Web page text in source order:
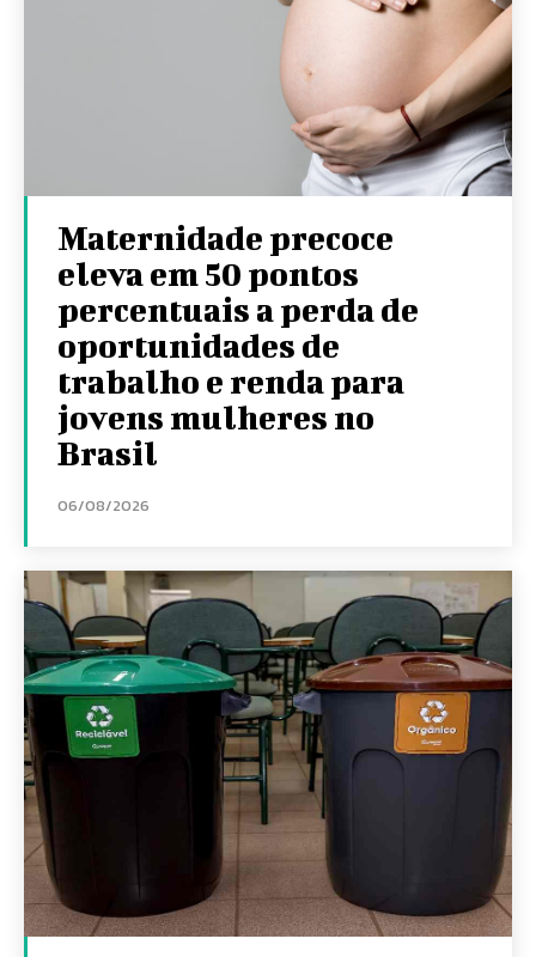
Maternidade precoce
eleva em 50 pontos
percentuais a perda de
oportunidades de
trabalho e renda para
jovens mulheres no
Brasil
06/08/2026